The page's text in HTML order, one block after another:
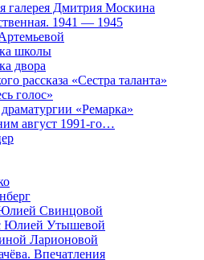
галерея Дмитрия Москина
1941 — 1945
школы
двора
рассказа «Сестра таланта»
голос»
«Ремарка»
август 1991-го…
Свинцовой
Юлией Утышевой
Ларионовой
Впечатления